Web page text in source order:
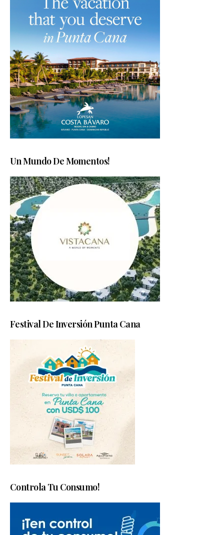
Un Mundo De Momentos!
Festival De Inversión Punta Cana
Controla Tu Consumo!